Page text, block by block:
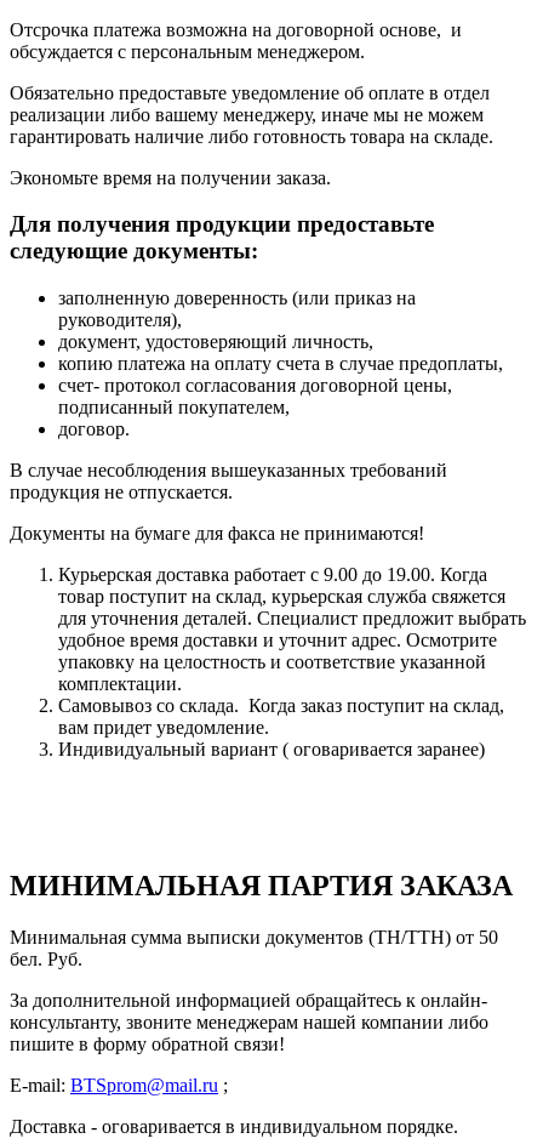
Отсрочка платежа возможна на договорной основе, и
обсуждается с персональным менеджером.
Обязательно предоставьте уведомление об оплате в отдел
реализации либо вашему менеджеру, иначе мы не можем
гарантировать наличие либо готовность товара на складе.
Экономьте время на получении заказа.
Для получения продукции предоставьте
следующие документы:
заполненную доверенность (или приказ на
руководителя),
документ, удостоверяющий личность,
копию платежа на оплату счета в случае предоплаты,
счет- протокол согласования договорной цены,
подписанный покупателем,
договор.
В случае несоблюдения вышеуказанных требований
продукция не отпускается.
Документы на бумаге для факса не принимаются!
Курьерская доставка работает с 9.00 до 19.00. Когда
товар поступит на склад, курьерская служба свяжется
для уточнения деталей. Специалист предложит выбрать
удобное время доставки и уточнит адрес. Осмотрите
упаковку на целостность и соответствие указанной
комплектации.
Самовывоз со склада. Когда заказ поступит на склад,
вам придет уведомление.
Индивидуальный вариант ( оговаривается заранее)
МИНИМАЛЬНАЯ ПАРТИЯ ЗАКАЗА
Минимальная сумма выписки документов (ТН/ТТН) от 50
бел. Руб.
За дополнительной информацией обращайтесь к онлайн-
консультанту, звоните менеджерам нашей компании либо
пишите в форму обратной связи!
E-mail: BTSprom@mail.ru ;
Доставка - оговаривается в индивидуальном порядке.